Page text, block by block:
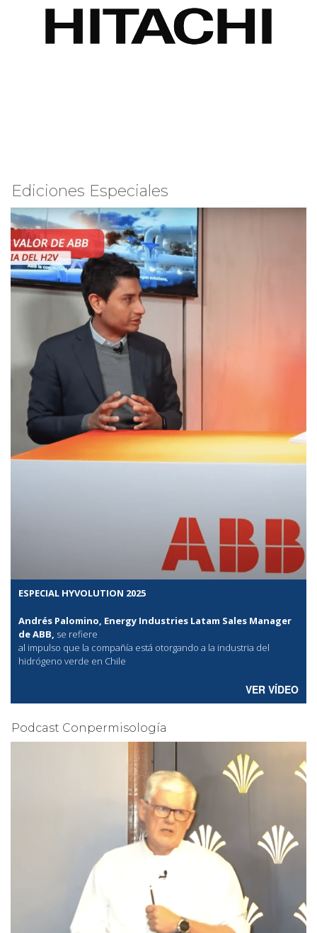
Ediciones Especiales
ESPECIAL HYVOLUTION 2025
Andrés Palomino, Energy Industries Latam Sales Manager
de ABB, se refiere
al impulso que la compañía está otorgando a la industria del
hidrógeno verde en Chile
VER VÍDEO
Podcast Conpermisología